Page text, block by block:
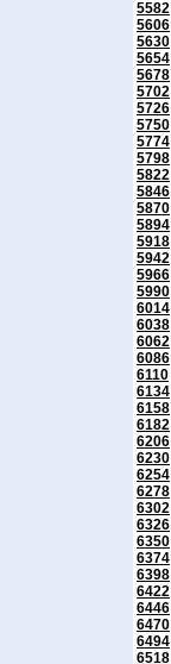
5582
5606
5630
5654
5678
5702
5726
5750
5774
5798
5822
5846
5870
5894
5918
5942
5966
5990
6014
6038
6062
6086
6110
6134
6158
6182
6206
6230
6254
6278
6302
6326
6350
6374
6398
6422
6446
6470
6494
6518